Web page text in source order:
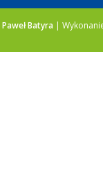
Paweł Batyra |